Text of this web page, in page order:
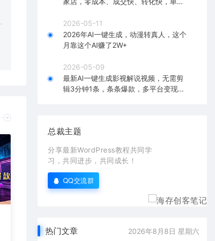
2026-05-11
2026年AI一键生成，动漫转真人，这个
月靠这个AI赚了2W+
2026-05-09
最新AI一键生成影视解说视频，无需剪
辑3分钟1条，条条爆款，多平台变现日
总裁主题
分享最新WordPress教程共同学
习，共同进步，共同成长！
QQ交流群
热门文章 2026年8月8日 星期六